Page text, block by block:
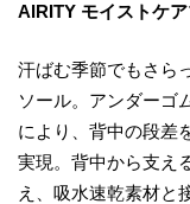
AIRITY モイストケ
汗ばむ季節でもさら
ソール。アンダーゴ
により、背中の段差
実現。背中から支え
え、吸水速乾素材と